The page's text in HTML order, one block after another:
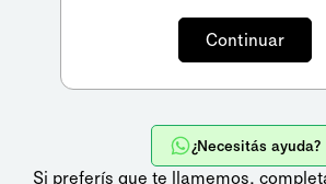
¿Necesitás ayuda?
Si preferís que te llamemos,